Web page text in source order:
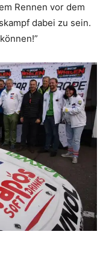
Rennen vor dem
dabei zu sein.